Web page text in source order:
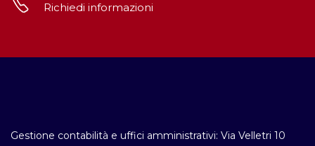
Richiedi informazioni
Gestione contabilità e uffici amministrativi: Via Velletri 10